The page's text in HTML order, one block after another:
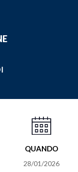
QUANDO
28/01/2026